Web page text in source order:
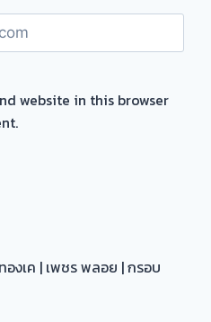
website in this browser
งเค | เพชร พลอย | กรอบ